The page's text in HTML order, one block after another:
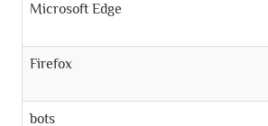
Microsoft Edge
Firefox
bots